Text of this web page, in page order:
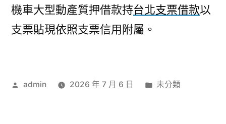
機車大型動產質押借款持台北支票借款以
支票貼現依照支票信用附屬。
作
admin 2026 年 7 月 6 日
分
未分類